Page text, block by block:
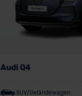
Audi Q4
SUV/Geländewagen